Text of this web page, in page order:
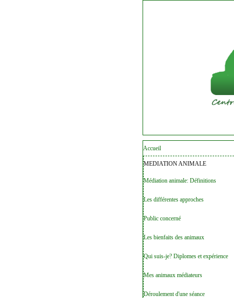
Accueil
MEDIATION ANIMALE
Médiation animale: Définitions
Les différentes approches
Public concerné
Les bienfaits des animaux
Qui suis-je? Diplomes et expérience
Mes animaux médiateurs
Déroulement d'une séance